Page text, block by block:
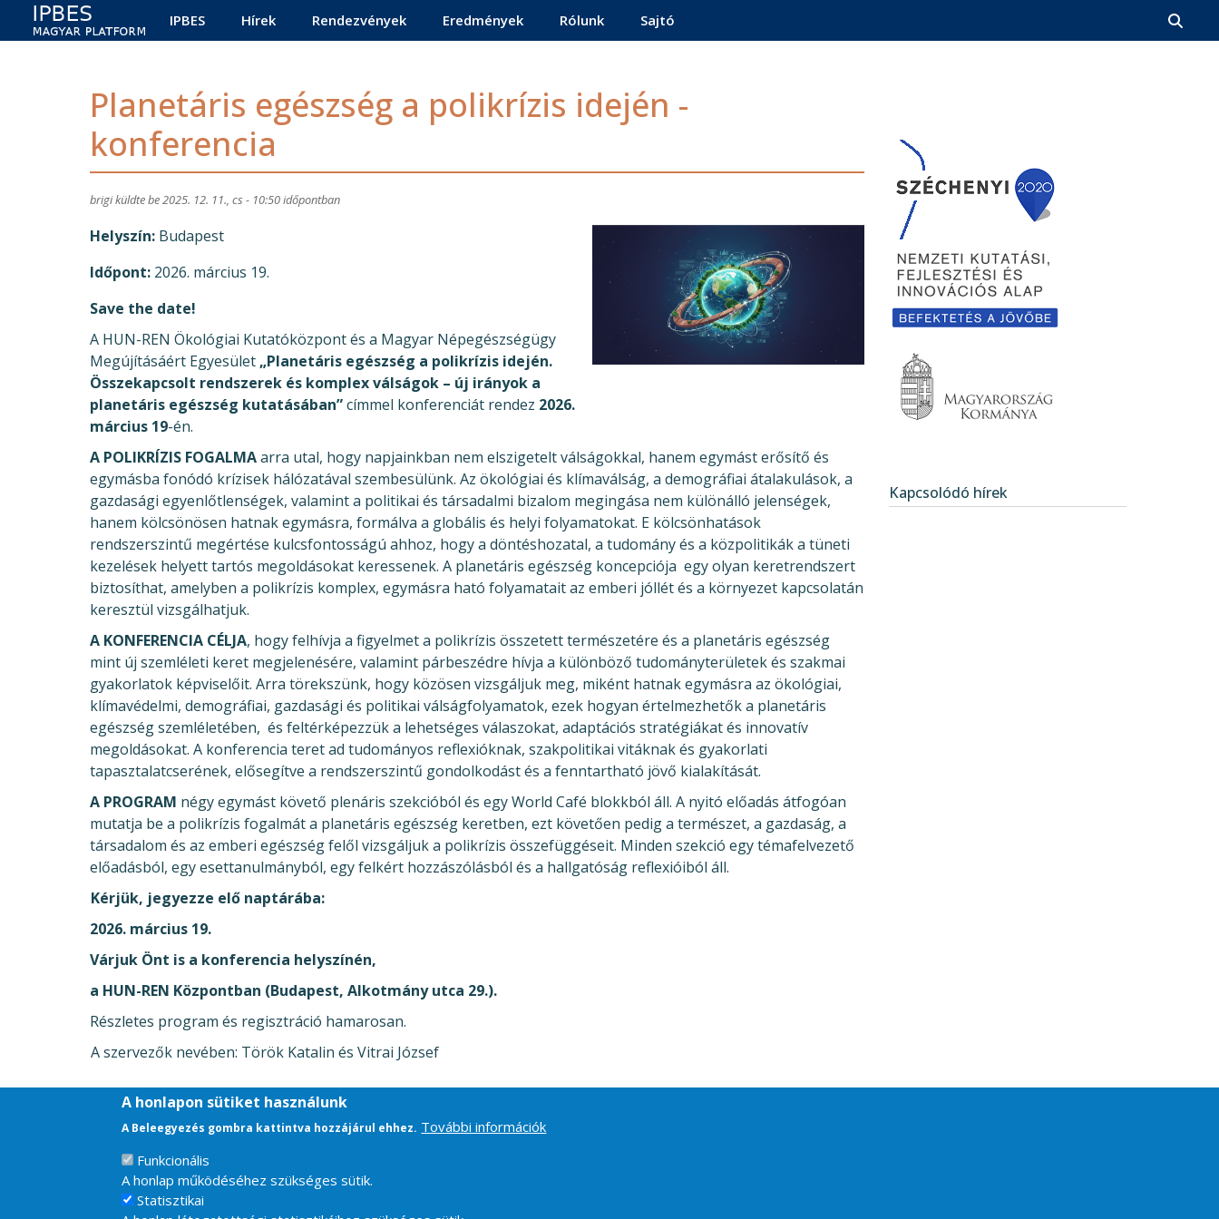
Ugrás a tartalomra Main navigation
IPBES Hírek Rendezvények Eredmények Rólunk Sajtó
Planetáris egészség a polikrízis idején -
konferencia
brigiküldte be2025. 12. 11., cs - 10:50időpontban
Helyszín Budapest
Időpont 2026. március 19.
Save the date!
A HUN-REN Ökológiai Kutatóközpont és a Magyar Népegészségügy
Megújításáért Egyesület „Planetáris egészség a polikrízis idején.
Összekapcsolt rendszerek és komplex válságok – új irányok a
planetáris egészség kutatásában”címmel konferenciát rendez 2026.
március 19-én.
A POLIKRÍZIS FOGALMAarra utal, hogy napjainkban nem elszigetelt válságokkal, hanem egymást erősítő és
egymásba fonódó krízisek hálózatával szembesülünk. Az ökológiai és klímaválság, a demográfiai átalakulások, a
gazdasági egyenlőtlenségek, valamint a politikai és társadalmi bizalom megingása nem különálló jelenségek,
hanem kölcsönösen hatnak egymásra, formálva a globális és helyi folyamatokat. E kölcsönhatások
rendszerszintű megértése kulcsfontosságú ahhoz, hogy a döntéshozatal, a tudomány és a közpolitikák a tüneti
kezelések helyett tartós megoldásokat keressenek. A planetáris egészség koncepciója egy olyan keretrendszert
biztosíthat, amelyben a polikrízis komplex, egymásra ható folyamatait az emberi jóllét és a környezet kapcsolatán
keresztül vizsgálhatjuk.
A KONFERENCIA CÉLJA, hogy felhívja a figyelmet a polikrízis összetett természetére és a planetáris egészség
mint új szemléleti keret megjelenésére, valamint párbeszédre hívja a különböző tudományterületek és szakmai
gyakorlatok képviselőit. Arra törekszünk, hogy közösen vizsgáljuk meg, miként hatnak egymásra az ökológiai,
klímavédelmi, demográfiai, gazdasági és politikai válságfolyamatok, ezek hogyan értelmezhetők a planetáris
egészség szemléletében, és feltérképezzük a lehetséges válaszokat, adaptációs stratégiákat és innovatív
megoldásokat. A konferencia teret ad tudományos reflexióknak, szakpolitikai vitáknak és gyakorlati
tapasztalatcserének, elősegítve a rendszerszintű gondolkodást és a fenntartható jövő kialakítását.
A PROGRAM négy egymást követő plenáris szekcióból és egy World Café blokkból áll. A nyitó előadás átfogóan
mutatja be a polikrízis fogalmát a planetáris egészség keretben, ezt követően pedig a természet, a gazdaság, a
társadalom és az emberi egészség felől vizsgáljuk a polikrízis összefüggéseit. Minden szekció egy témafelvezető
előadásból, egy esettanulmányból, egy felkért hozzászólásból és a hallgatóság reflexióiból áll.
Kérjük, jegyezze elő naptárába:
2026. március 19.
Várjuk Önt is a konferencia helyszínén,
a HUN-REN Központban (Budapest, Alkotmány utca 29.).
Részletes program és regisztráció hamarosan.
A szervezők nevében: Török Katalin és Vitrai József
Kapcsolódó hírek
A honlapon sütiket használunk
A Beleegyezés gombra kattintva hozzájárul ehhez. További információk
Funkcionális
A honlap működéséhez szükséges sütik.
Statisztikai